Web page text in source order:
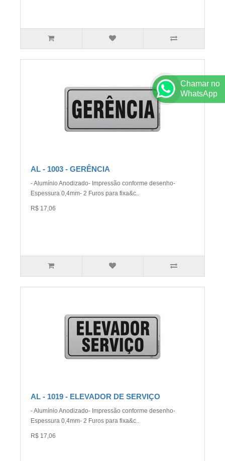
AL - 1003 - GERÊNCIA
- Alumínio Anodizado- Impressão conforme desenho-
Espessura 0,4mm- 2 Furos para fixa&c..
R$ 17,06
AL - 1019 - ELEVADOR DE SERVIÇO
- Alumínio Anodizado- Impressão conforme desenho-
Espessura 0,4mm- 2 Furos para fixa&c..
R$ 17,06
Chamar no
WhatsApp